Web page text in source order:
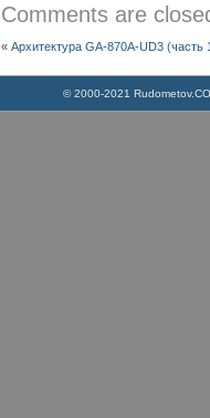
Comments are
«Архитектура GA-870A-UD3 (часть
© 2000-2021